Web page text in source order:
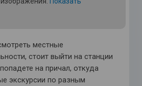
местные
стоит выйти на станции
на причал, откуда
экскурсии по разным